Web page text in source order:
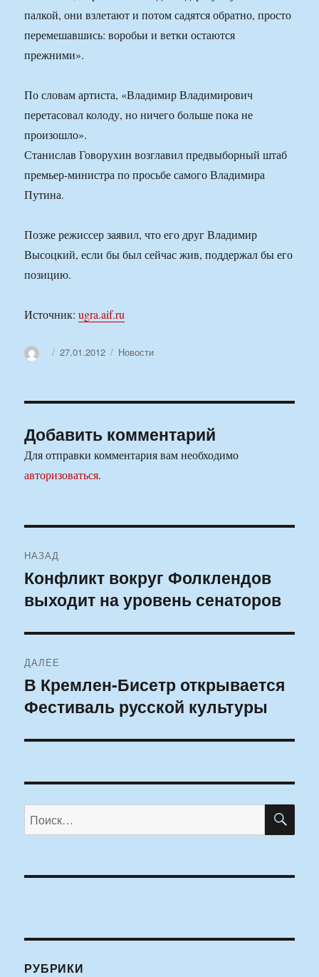
палкой, они взлетают и потом садятся обратно, просто
перемешавшись: воробьи и ветки остаются
прежними».
По словам артиста, «Владимир Владимирович
перетасовал колоду, но ничего больше пока не
произошло».
Станислав Говорухин возглавил предвыборный штаб
премьер-министра по просьбе самого Владимира
Путина.
Позже режиссер заявил, что его друг Владимир
Высоцкий, если бы был сейчас жив, поддержал бы его
позицию.
Источник:ugra.aif.ru
АвторОпубликовано
27.01.2012 Рубрики
Новости
Добавить комментарий
Для отправки комментария вам необходимо
авторизоваться.
по
записям
НАЗАД
Предыдущая
запись:
Конфликт вокруг Фолклендов
выходит на уровень сенаторов
ДАЛЕЕ
Следующая
запись:
В Кремлен-Бисетр открывается
Фестиваль русской культуры
Искать:
РУБРИКИ